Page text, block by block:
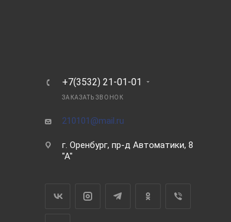
+7(3532) 21-01-01
ЗАКАЗАТЬ ЗВОНОК
210101@mail.ru
г. Оренбург, пр-д Автоматики, 8
"А"